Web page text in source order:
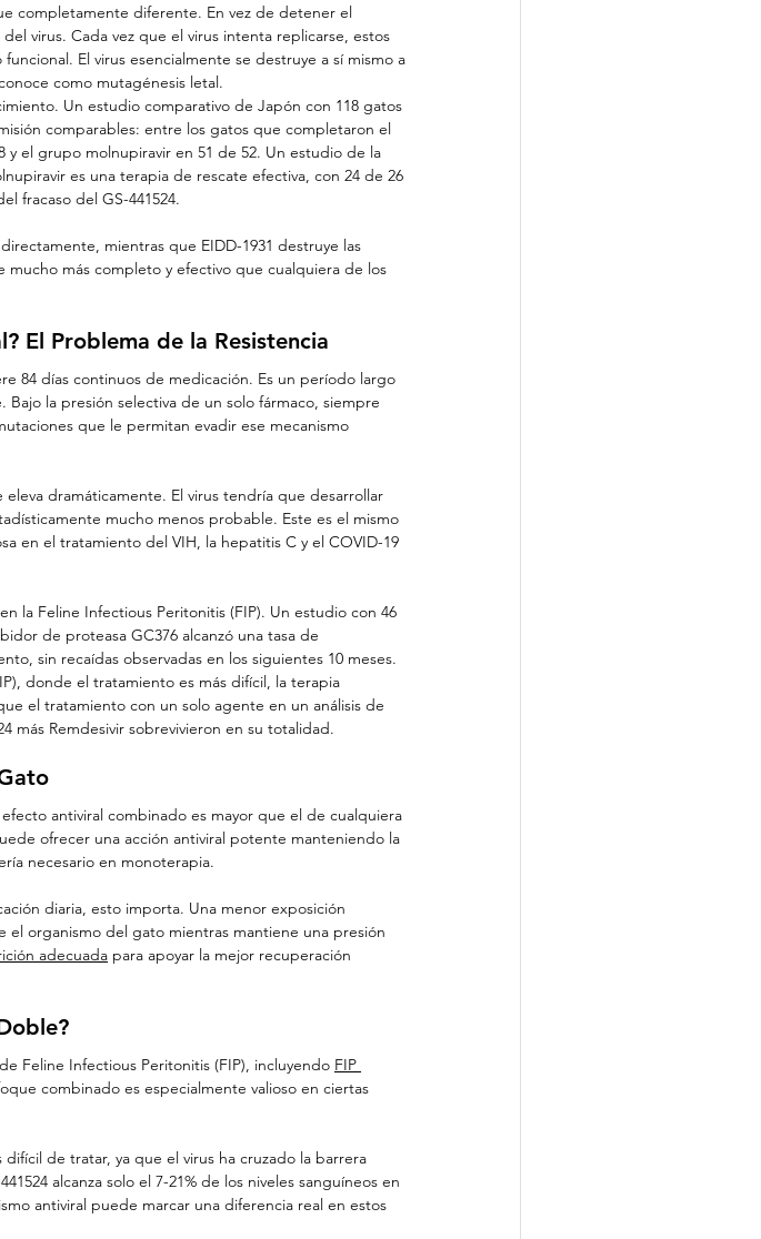
completamente diferente. En vez de detener el
virus. Cada vez que el virus intenta replicarse, estos
El virus esencialmente se destruye a sí mismo a
como mutagénesis letal.
Un estudio comparativo de Japón con 118 gatos
comparables: entre los gatos que completaron el
el grupo molnupiravir en 51 de 52. Un estudio de la
es una terapia de rescate efectiva, con 24 de 26
fracaso del GS-441524.
mientras que EIDD-1931 destruye las
más completo y efectivo que cualquiera de los
El Problema de la Resistencia
84 días continuos de medicación. Es un período largo
la presión selectiva de un solo fármaco, siempre
que le permitan evadir ese mecanismo
dramáticamente. El virus tendría que desarrollar
mucho menos probable. Este es el mismo
en el tratamiento del VIH, la hepatitis C y el COVID-19
la Feline Infectious Peritonitis (FIP). Un estudio con 46
de proteasa GC376 alcanzó una tasa de
sin recaídas observadas en los siguientes 10 meses.
donde el tratamiento es más difícil, la terapia
el tratamiento con un solo agente en un análisis de
más Remdesivir sobrevivieron en su totalidad.
antiviral combinado es mayor que el de cualquiera
ofrecer una acción antiviral potente manteniendo la
necesario en monoterapia.
diaria, esto importa. Una menor exposición
el organismo del gato mientras mantiene una presión
adecuada para apoyar la mejor recuperación
Feline Infectious Peritonitis (FIP), incluyendo FIP
combinado es especialmente valioso en ciertas
difícil de tratar, ya que el virus ha cruzado la barrera
alcanza solo el 7-21% de los niveles sanguíneos en
antiviral puede marcar una diferencia real en estos